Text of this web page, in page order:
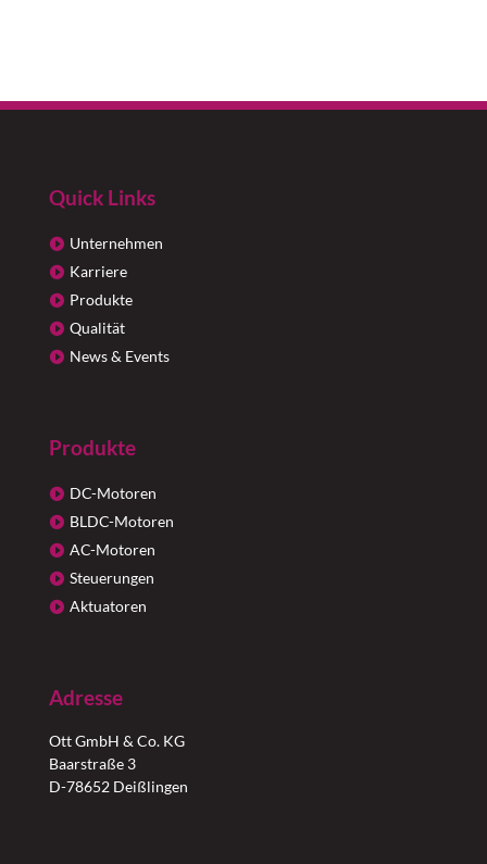
Quick Links
Unternehmen
Karriere
Produkte
Qualität
News & Events
Produkte
DC-Motoren
BLDC-Motoren
AC-Motoren
Steuerungen
Aktuatoren
Adresse
Ott GmbH & Co. KG
Baarstraße 3
D-78652 Deißlingen